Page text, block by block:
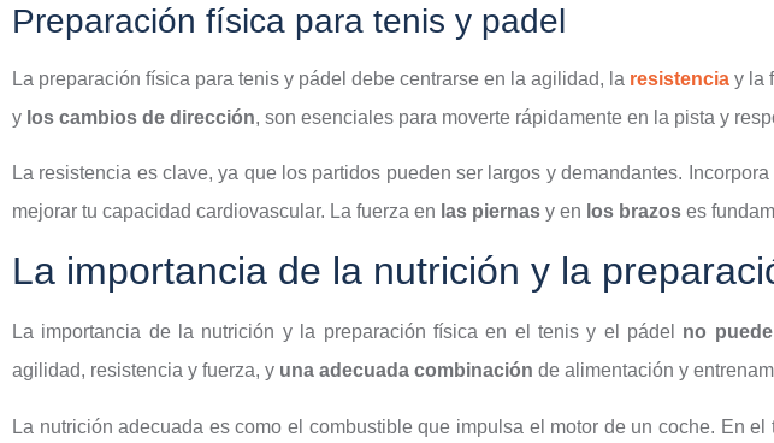
Preparación física para tenis y padel
La preparación física para tenis y pádel debe centrarse en la agilidad, la resistencia y la
y los cambios de dirección, son esenciales para moverte rápidamente en la pista y
La resistencia es clave, ya que los partidos pueden ser largos y demandantes.
mejorar tu capacidad cardiovascular. La fuerza en las piernas y en los brazos es
La importancia de la nutrición y la
La importancia de la nutrición y la preparación física en el tenis y el pádel no
agilidad, resistencia y fuerza, y una adecuada combinación de alimentación y
La nutrición adecuada es como el combustible que impulsa el motor de un coche. En